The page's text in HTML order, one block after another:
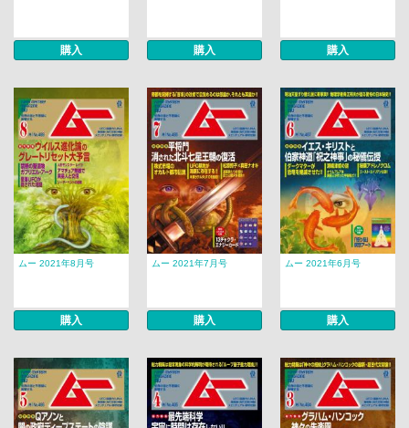
購入 購入 購入
ムー 2021年8月号
購入
ムー 2021年7月号
購入
ムー 2021年6月号
購入